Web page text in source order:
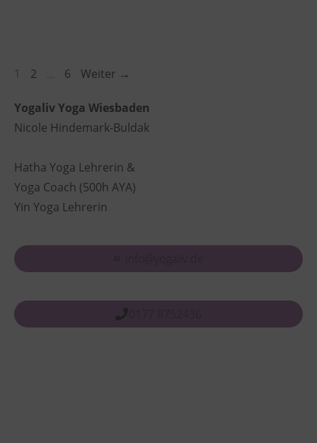
Seite
1 Seite
2 … Seite
6 Weiter →
Yogaliv Yoga Wiesbaden
Nicole Hindemark-Buldak
Hatha Yoga Lehrerin &
Yoga Coach (500h AYA)
Yin Yoga Lehrerin